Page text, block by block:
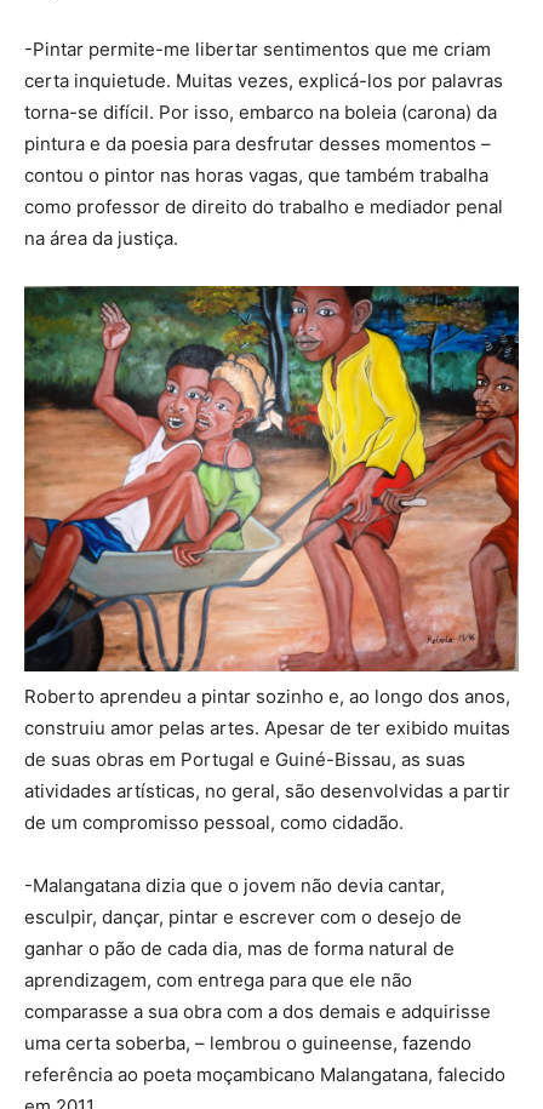
-Pintar permite-me libertar sentimentos que me criam
certa inquietude. Muitas vezes, explicá-los por palavras
torna-se difícil. Por isso, embarco na boleia (carona) da
pintura e da poesia para desfrutar desses momentos –
contou o pintor nas horas vagas, que também trabalha
como professor de direito do trabalho e mediador penal
na área da justiça.
Roberto aprendeu a pintar sozinho e, ao longo dos anos,
construiu amor pelas artes. Apesar de ter exibido muitas
de suas obras em Portugal e Guiné-Bissau, as suas
atividades artísticas, no geral, são desenvolvidas a partir
de um compromisso pessoal, como cidadão.
-Malangatana dizia que o jovem não devia cantar,
esculpir, dançar, pintar e escrever com o desejo de
ganhar o pão de cada dia, mas de forma natural de
aprendizagem, com entrega para que ele não
comparasse a sua obra com a dos demais e adquirisse
uma certa soberba, – lembrou o guineense, fazendo
referência ao poeta moçambicano Malangatana, falecido